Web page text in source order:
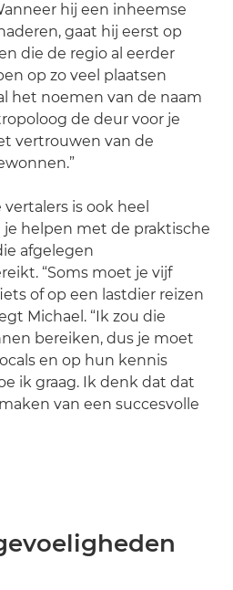
hij een inheemse
gaat hij eerst op
die de regio al eerder
op zo veel plaatsen
het noemen van de naam
de deur voor je
vertrouwen van de
is ook heel
helpen met de praktische
afgelegen
“Soms moet je vijf
of op een lastdier reizen
Michael. “Ik zou die
bereiken, dus je moet
en op hun kennis
ik graag. Ik denk dat dat
van een succesvolle